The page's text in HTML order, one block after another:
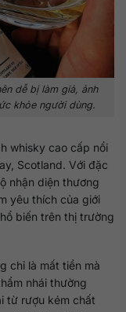
dễ bị làm giả, ảnh
khỏe người dùng.
whisky cao cấp nổi
Scotland. Với đặc
nhận diện thương
yêu thích của giới
biến trên thị trường
chỉ là mất tiền mà
nhái thường
từ rượu kém chất